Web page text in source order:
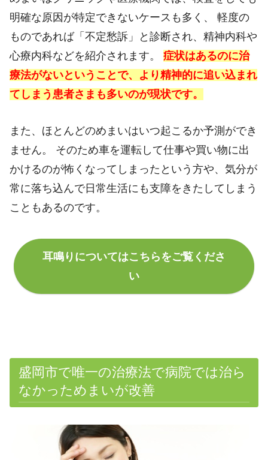
明確な原因が特定できないケースも多く、 軽度の
ものであれば「不定愁訴」と診断され、精神内科や
心療内科などを紹介されます。 症状はあるのに治
療法がないということで、より精神的に追い込まれ
てしまう患者さまも多いのが現状です。
また、ほとんどのめまいはいつ起こるか予測ができ
ません。 そのため車を運転して仕事や買い物に出
かけるのが怖くなってしまったという方や、気分が
常に落ち込んで日常生活にも支障をきたしてしまう
こともあるのです。
耳鳴りについてはこちらをご覧くださ
い
盛岡市で唯一の治療法で病院では治ら
なかっためまいが改善